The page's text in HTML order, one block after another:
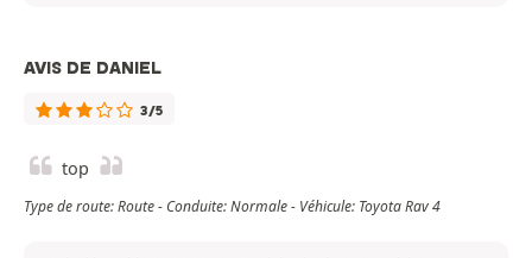
AVIS DE DANIEL
3/5
top
Type de route: Route - Conduite: Normale - Véhicule: Toyota Rav 4